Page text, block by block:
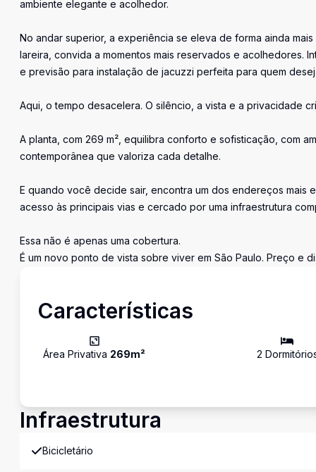
ambiente elegante e acolhedor.
No andar superior, a experiência se eleva de forma ainda
lareira, convida a momentos mais reservados e acolhedores.
e previsão para instalação de jacuzzi perfeita para quem
Aqui, o tempo desacelera. O silêncio, a vista e a privacidade
A planta, com 269 m², equilibra conforto e sofisticação, com
contemporânea que valoriza cada detalhe.
E quando você decide sair, encontra um dos endereços mais
acesso às principais vias e cercado por uma infraestrutura
Essa não é apenas uma cobertura.
É um novo ponto de vista sobre viver em São Paulo. Preço e
Características
Área Privativa 269m² 2 Dormitório
Infraestrutura
Bicicletário